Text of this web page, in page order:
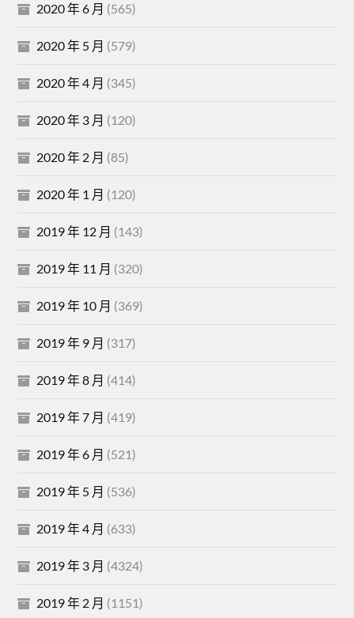
2020 年 6 月 (565)
2020 年 5 月 (579)
2020 年 4 月 (345)
2020 年 3 月 (120)
2020 年 2 月 (85)
2020 年 1 月 (120)
2019 年 12 月 (143)
2019 年 11 月 (320)
2019 年 10 月 (369)
2019 年 9 月 (317)
2019 年 8 月 (414)
2019 年 7 月 (419)
2019 年 6 月 (521)
2019 年 5 月 (536)
2019 年 4 月 (633)
2019 年 3 月 (4324)
2019 年 2 月 (1151)